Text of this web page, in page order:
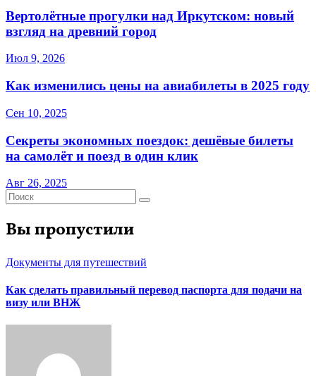
Вертолётные прогулки над Иркутском: новый
взгляд на древний город
Июл 9, 2026
Как изменились цены на авиабилеты в 2025 году
Сен 10, 2025
Секреты экономных поездок: дешёвые билеты
на самолёт и поезд в один клик
Авг 26, 2025
Вы пропустили
Документы для путешествий
Как сделать правильный перевод паспорта для подачи на
визу или ВНЖ